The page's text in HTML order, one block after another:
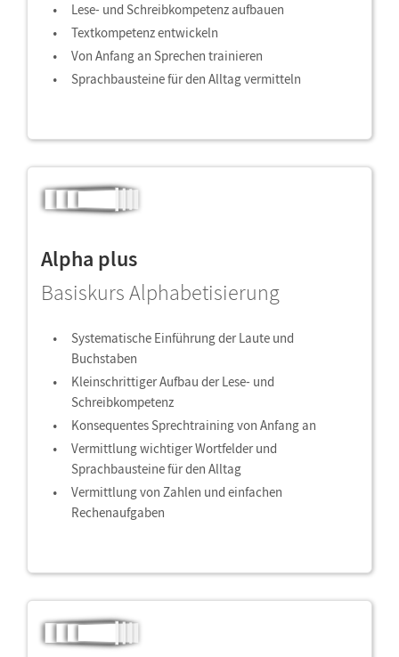
Lese- und Schreibkompetenz aufbauen
Textkompetenz entwickeln
Von Anfang an Sprechen trainieren
Sprachbausteine für den Alltag vermitteln
Alpha plus
Basiskurs Alphabetisierung
Systematische Einführung der Laute und
Buchstaben
Kleinschrittiger Aufbau der Lese- und
Schreibkompetenz
Konsequentes Sprechtraining von Anfang an
Vermittlung wichtiger Wortfelder und
Sprachbausteine für den Alltag
Vermittlung von Zahlen und einfachen
Rechenaufgaben